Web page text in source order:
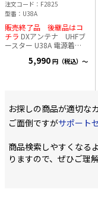
にも強いため、長く安心
してお使い頂けます。 ・
ング防止加工 ・電源部
は、15V600mAで余裕あ
る設計 ・各メーカーのア
ンテナで動作確認済 ■附
属品 F型接栓（5Cケーブ
注文コード
F2825
型番
U38A
販売終了品 後継品はコ
チラ
ースター U38A 電源着脱
子 ・利得調整ボリューム
(V/W):AC100V/2.0,
法・増幅部(高
き)47mm ・電源部:
(高さ)97×(幅)70×(奥行
き)35mm 適合マスト
5,990 円（税込）～
お探しの商品が適切な
ご面倒ですがサポート
商品検索しやすくなる
りますので、ぜひご理